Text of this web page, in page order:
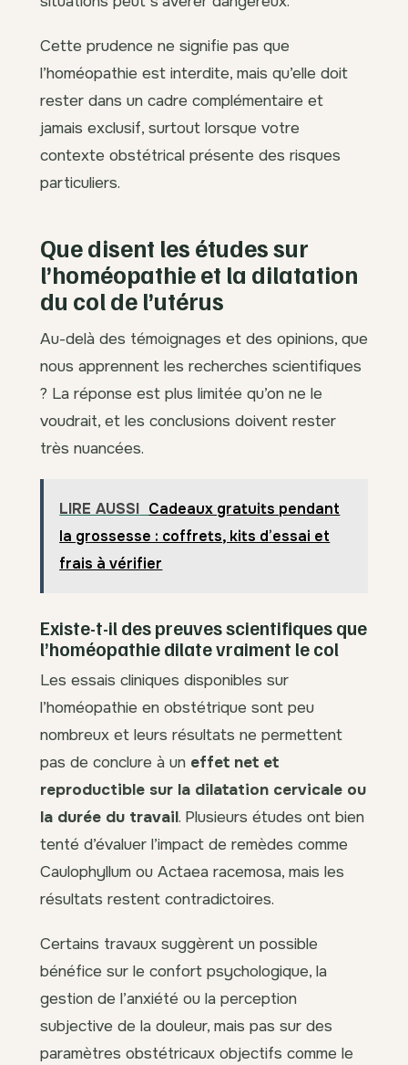
Cette prudence ne signifie pas que
l’homéopathie est interdite, mais qu’elle doit
rester dans un cadre complémentaire et
jamais exclusif, surtout lorsque votre
contexte obstétrical présente des risques
particuliers.
Que disent les études sur
l’homéopathie et la dilatation
du col de l’utérus
Au-delà des témoignages et des opinions, que
nous apprennent les recherches scientifiques
? La réponse est plus limitée qu’on ne le
voudrait, et les conclusions doivent rester
très nuancées.
LIRE AUSSI Cadeaux gratuits pendant
la grossesse : coffrets, kits d’essai et
frais à vérifier
Existe-t-il des preuves scientifiques que
l’homéopathie dilate vraiment le col
Les essais cliniques disponibles sur
l’homéopathie en obstétrique sont peu
nombreux et leurs résultats ne permettent
pas de conclure à un effet net et
reproductible sur la dilatation cervicale ou
la durée du travail. Plusieurs études ont bien
tenté d’évaluer l’impact de remèdes comme
Caulophyllum ou Actaea racemosa, mais les
résultats restent contradictoires.
Certains travaux suggèrent un possible
bénéfice sur le confort psychologique, la
gestion de l’anxiété ou la perception
subjective de la douleur, mais pas sur des
paramètres obstétricaux objectifs comme le